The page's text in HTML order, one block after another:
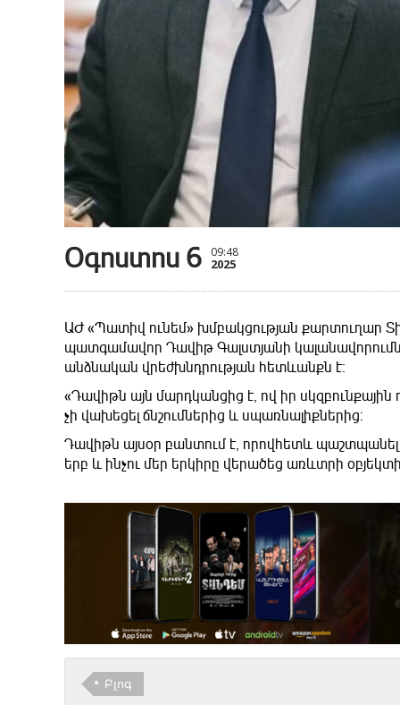
Օգոստոս 6 09:48
2025
ԱԺ «Պատիվ ունեմ» խմբակցության քարտուղար
պատգամավոր Դավիթ Գալստյանի
անձնական վրեժխնդրության հետևանքն է։
«Դավիթն այն մարդկանցից է, ով իր
չի վախեցել ճնշումներից և սպառնալիքներից:
Դավիթն այսօր բանտում է, որովհետև պաշտպանել
երբ և ինչու մեր երկիրը վերածեց առևտրի
Բլոգ